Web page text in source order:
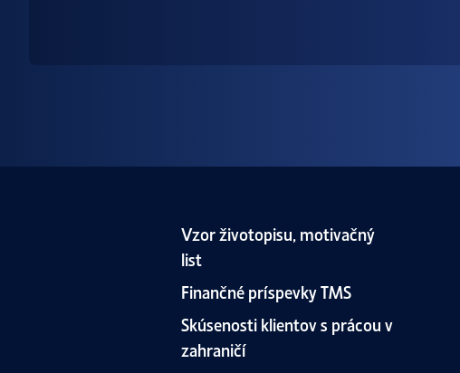
Vzor životopisu, motivačný
list
Finančné príspevky TMS
Skúsenosti klientov s prácou v
zahraničí